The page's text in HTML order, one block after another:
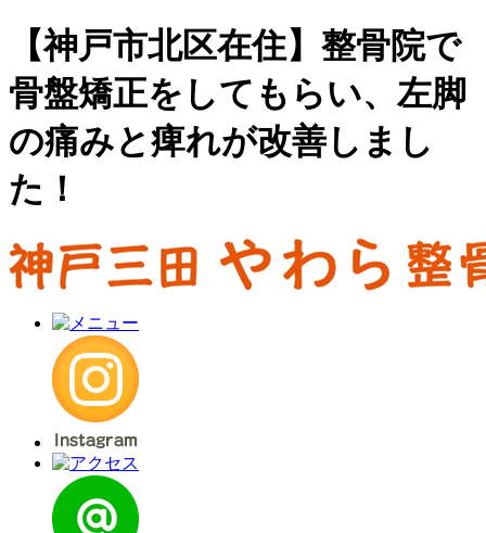
【神戸市北区在住】整骨院で
骨盤矯正をしてもらい、左脚
の痛みと痺れが改善しまし
た！